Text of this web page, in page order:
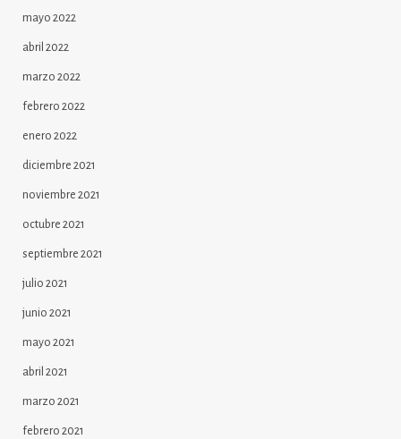
mayo 2022
abril 2022
marzo 2022
febrero 2022
enero 2022
diciembre 2021
noviembre 2021
octubre 2021
septiembre 2021
julio 2021
junio 2021
mayo 2021
abril 2021
marzo 2021
febrero 2021